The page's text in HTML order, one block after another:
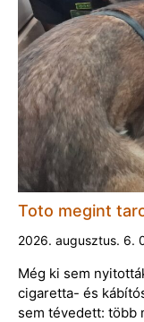
Toto megint
2026. augusztus. 6.
Még ki sem
cigaretta- és
sem tévedett: több